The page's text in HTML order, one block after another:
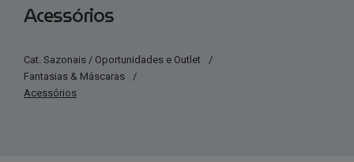
Acessórios
Cat. Sazonais / Oportunidades e Outlet
/
Fantasias & Máscaras
/
Acessórios